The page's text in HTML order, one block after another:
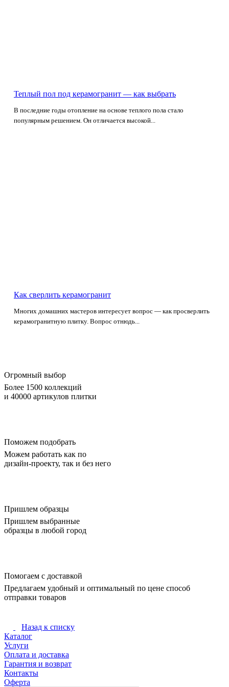
Теплый пол под керамогранит — как выбрать
В последние годы отопление на основе теплого пола стало
популярным решением. Он отличается высокой...
Как сверлить керамогранит
Многих домашних мастеров интересует вопрос — как просверлить
керамогранитную плитку. Вопрос отнюдь...
Огромный выбор
Более 1500 коллекций
и 40000 артикулов плитки
Поможем подобрать
Можем работать как по
дизайн-проекту, так и без него
Пришлем образцы
Пришлем выбранные
образцы в любой город
Помогаем с доставкой
Предлагаем удобный и оптимальный по цене способ
отправки товаров
Назад к списку
Каталог
Услуги
Оплата и доставка
Гарантия и возврат
Контакты
Оферта